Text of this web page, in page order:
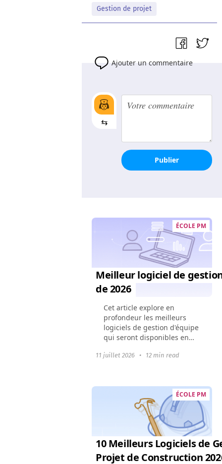
Gestion de projet
Ajouter un commentaire
⇆
Publier
ÉCOLE PM
Meilleur logiciel de
de 2026
Cet article explore en
profondeur les meilleurs
logiciels de gestion d'équipe
qui seront disponibles en
outils peuvent changer la
11 juillet 2026 • 12 min read
ÉCOLE PM
10 Meilleurs Logiciels de
Projet de Construction